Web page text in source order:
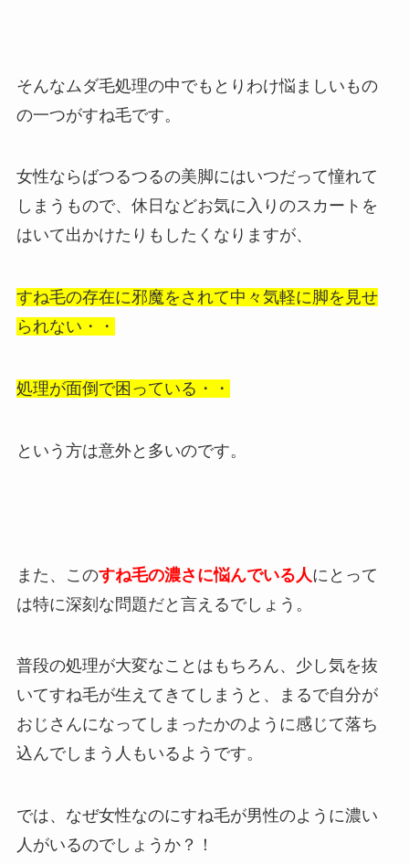
そんなムダ毛処理の中でもとりわけ悩ましいもの
の一つがすね毛です。
女性ならばつるつるの美脚にはいつだって憧れて
しまうもので、休日などお気に入りのスカートを
はいて出かけたりもしたくなりますが、
すね毛の存在に邪魔をされて中々気軽に脚を見せ
られない・・
処理が面倒で困っている・・
という方は意外と多いのです。
また、このすね毛の濃さに悩んでいる人にとって
は特に深刻な問題だと言えるでしょう。
普段の処理が大変なことはもちろん、少し気を抜
いてすね毛が生えてきてしまうと、まるで自分が
おじさんになってしまったかのように感じて落ち
込んでしまう人もいるようです。
では、なぜ女性なのにすね毛が男性のように濃い
人がいるのでしょうか？！